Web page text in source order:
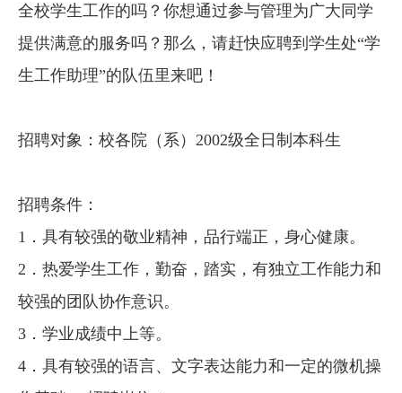
全校学生工作的吗？你想通过参与管理为广大同学
提供满意的服务吗？那么，请赶快应聘到学生处“学
生工作助理”的队伍里来吧！
招聘对象：校各院（系）2002级全日制本科生
招聘条件：
1．具有较强的敬业精神，品行端正，身心健康。
2．热爱学生工作，勤奋，踏实，有独立工作能力和
较强的团队协作意识。
3．学业成绩中上等。
4．具有较强的语言、文字表达能力和一定的微机操